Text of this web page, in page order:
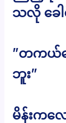
သလို ခေ
”တကယ်တ
ဘူး”
မိန်းကလ